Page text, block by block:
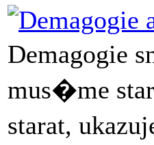
Demagogie
mus�me
starat,